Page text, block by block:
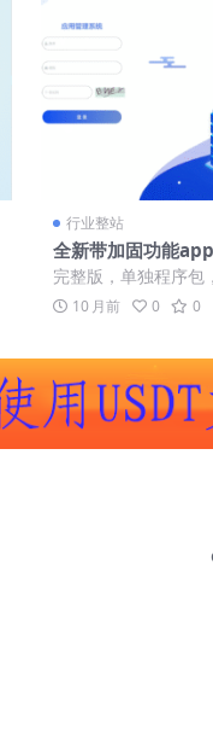
行业整站
全新带加固功能
免杀自动打包去毒
签名带分发页系统
完整版，单独程序包
面所有功能，并增加
书、多租户、...
10 月前 0 0